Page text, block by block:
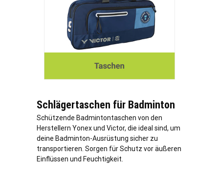
Schlägertaschen für Badminton
Schützende Badmintontaschen von den
Herstellern Yonex und Victor, die ideal sind, um
deine Badminton-Ausrüstung sicher zu
transportieren. Sorgen für Schutz vor äußeren
Einflüssen und Feuchtigkeit.